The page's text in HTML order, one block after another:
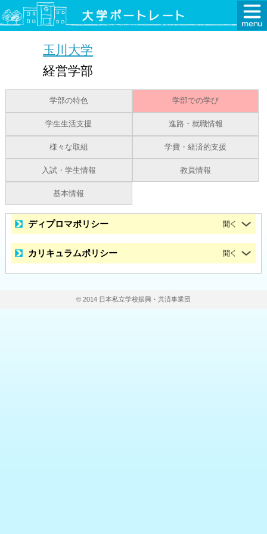
玉川大学
経営学部
学部の特色 学部での学び
学生生活支援 進路・就職情報
様々な取組 学費・経済的支援
入試・学生情報 教員情報
基本情報
ディプロマポリシー
カリキュラムポリシー
© 2014 日本私立学校振興・共済事業団